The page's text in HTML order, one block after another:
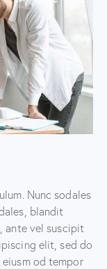
Nunc sodales
blandit
ante vel suscipit
elit, sed do
od tempor